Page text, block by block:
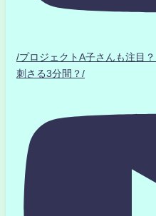
/プロジェクトA子さんも注
刺さる3分間？/